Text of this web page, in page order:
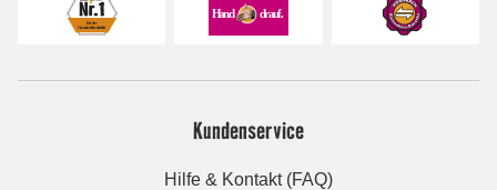
Kundenservice
Hilfe & Kontakt (FAQ)